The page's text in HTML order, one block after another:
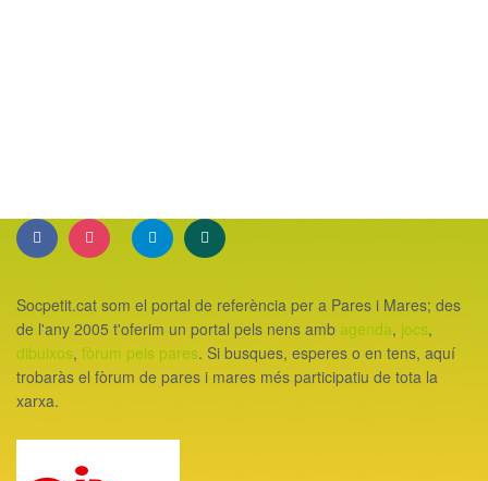
Socpetit.cat som el portal de referència per a Pares i Mares; des
de l'any 2005 t'oferim un portal pels nens amb agenda, jocs,
dibuixos, fòrum pels pares. Si busques, esperes o en tens, aquí
trobaràs el fòrum de pares i mares més participatiu de tota la
xarxa.